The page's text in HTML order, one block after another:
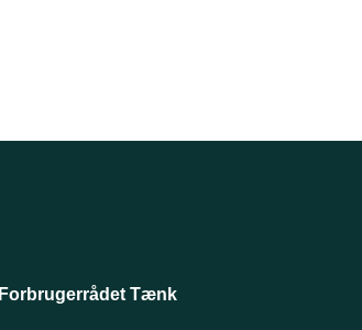
Forbrugerrådet Tænk